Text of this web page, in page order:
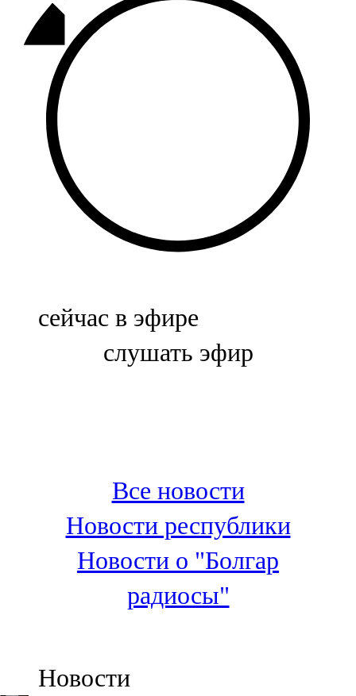
Базарлы матак
107,1 FM
Балык бистәсе
104,9 FM
Баулы
107,5 FM
Биләр
Болгар
100,3 FM
Зәй
106,6 FM
Кадыбаш
105,2 FM
91,5 FM
сейчас в эфире
слушать эфир
Все новости
Новости республики
Новости о "Болгар
радиосы"
Новости